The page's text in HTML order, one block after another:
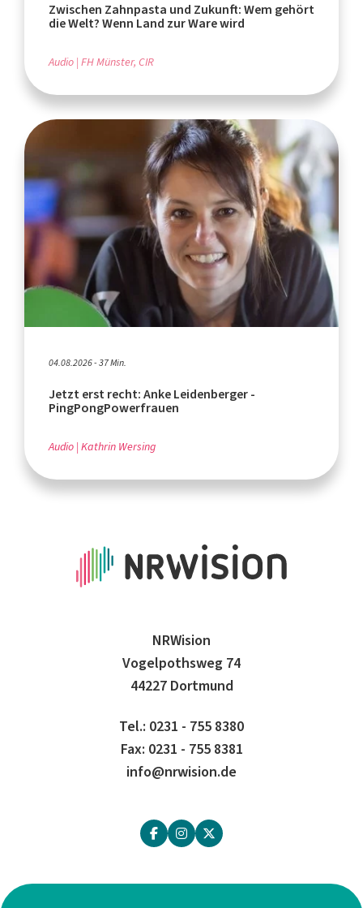
Zwischen Zahnpasta und Zukunft: Wem gehört
die Welt? Wenn Land zur Ware wird
Audio FH Münster, CIR
04.08.2026 - 37 Min.
Jetzt erst recht: Anke Leidenberger -
PingPongPowerfrauen
Audio Kathrin Wersing
NRWision
Vogelpothsweg 74
44227 Dortmund
Tel.: 0231 - 755 8380
Fax: 0231 - 755 8381
info@nrwision.de